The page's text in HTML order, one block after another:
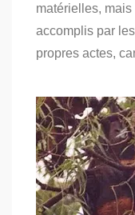
jiva.
Partie
matérielles, mais
accomplis par
propres actes,